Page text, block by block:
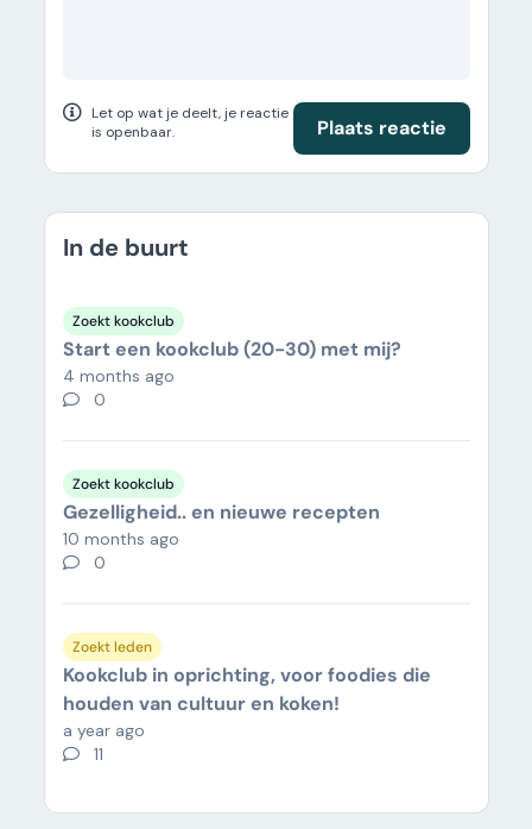
Let op wat je deelt, je reactie
is openbaar.
Plaats reactie
In de buurt
Zoekt kookclub
Start een kookclub (20-30) met mij?
4 months ago
0
Zoekt kookclub
Gezelligheid.. en nieuwe recepten
10 months ago
0
Zoekt leden
Kookclub in oprichting, voor foodies die
houden van cultuur en koken!
a year ago
11